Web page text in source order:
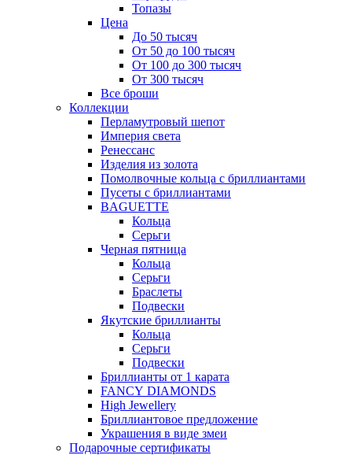
Топазы
Цена
До 50 тысяч
От 50 до 100 тысяч
От 100 до 300 тысяч
От 300 тысяч
Все броши
Коллекции
Перламутровый шепот
Империя света
Ренессанс
Изделия из золота
Помолвочные кольца с бриллиантами
Пусеты с бриллиантами
BAGUETTE
Кольца
Серьги
Черная пятница
Кольца
Серьги
Браслеты
Подвески
Якутские бриллианты
Кольца
Серьги
Подвески
Бриллианты от 1 карата
FANCY DIAMONDS
High Jewellery
Бриллиантовое предложение
Украшения в виде змеи
Подарочные сертификаты